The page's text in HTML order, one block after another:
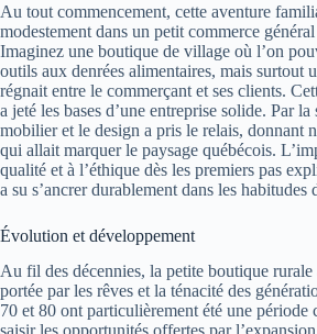
Au tout commencement, cette aventure
modestement dans un petit commerce
Imaginez une boutique de village où l’on
outils aux denrées alimentaires, mais surtout
régnait entre le commerçant et ses clients.
a jeté les bases d’une entreprise solide. Par
mobilier et le design a pris le relais, donnant
qui allait marquer le paysage québécois.
qualité et à l’éthique dès les premiers pas
a su s’ancrer durablement dans les habitudes
Évolution et développement
Au fil des décennies, la petite boutique rurale
portée par les rêves et la ténacité des
70 et 80 ont particulièrement été une période